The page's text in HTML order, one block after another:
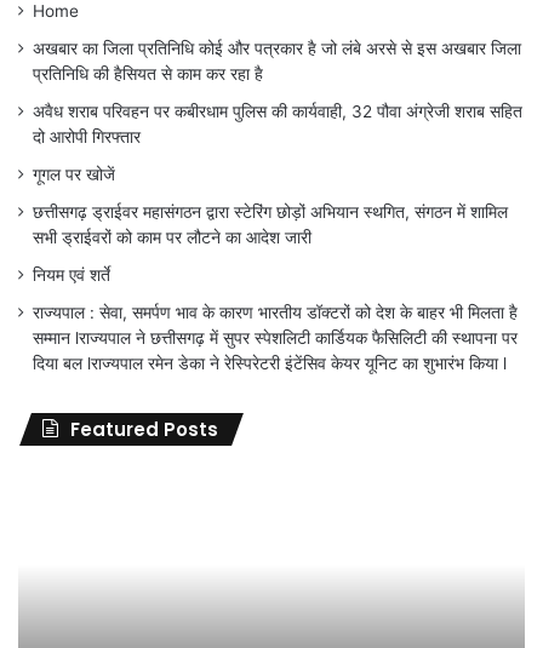
Home
अखबार का जिला प्रतिनिधि कोई और पत्रकार है जो लंबे अरसे से इस अखबार जिला
प्रतिनिधि की हैसियत से काम कर रहा है
अवैध शराब परिवहन पर कबीरधाम पुलिस की कार्यवाही, 32 पौवा अंग्रेजी शराब सहित
दो आरोपी गिरफ्तार
गूगल पर खोजें
छत्तीसगढ़ ड्राईवर महासंगठन द्वारा स्टेरिंग छोड़ों अभियान स्थगित, संगठन में शामिल
सभी ड्राईवरों को काम पर लौटने का आदेश जारी
नियम एवं शर्ते
राज्यपाल : सेवा, समर्पण भाव के कारण भारतीय डॉक्टरों को देश के बाहर भी मिलता है
सम्मान lराज्यपाल ने छत्तीसगढ़ में सुपर स्पेशलिटी कार्डियक फैसिलिटी की स्थापना पर
दिया बल lराज्यपाल रमेन डेका ने रेस्पिरेटरी इंटेंसिव केयर यूनिट का शुभारंभ किया l
Featured Posts